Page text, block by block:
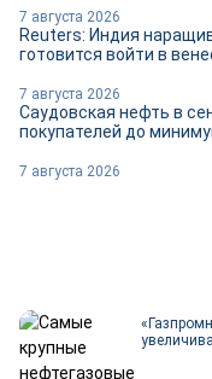
7 августа 2026
Reuters: Индия
готовится войти в
7 августа 2026
Саудовская нефть в
покупателей до
7 августа 2026